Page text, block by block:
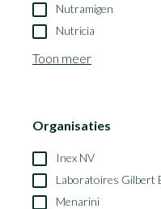
Nutramigen
Nutricia
Toon meer
Organisaties
Inex NV
Laboratoires Gilbert
Menarini